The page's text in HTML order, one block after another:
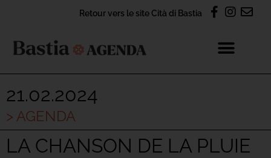
Retour vers le site Cità di Bastia
21.02.2024
> AGENDA
LA CHANSON DE LA PLUIE